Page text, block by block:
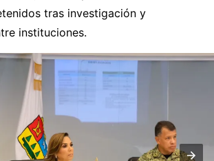
tras investigación y
instituciones.